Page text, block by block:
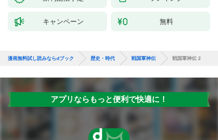
キャンペーン 無料
漫画無料試し読みならdブック 歴史・時代 戦国軍神伝 戦国軍神伝 2
アプリならもっと便利で快適に！